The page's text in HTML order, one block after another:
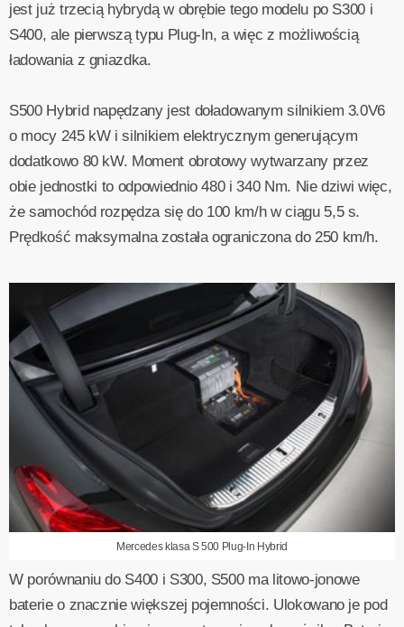
jest już trzecią hybrydą w obrębie tego modelu po S300 i
S400, ale pierwszą typu Plug-In, a więc z możliwością
ładowania z gniazdka.
S500 Hybrid napędzany jest doładowanym silnikiem 3.0V6
o mocy 245 kW i silnikiem elektrycznym generującym
dodatkowo 80 kW. Moment obrotowy wytwarzany przez
obie jednostki to odpowiednio 480 i 340 Nm. Nie dziwi więc,
że samochód rozpędza się do 100 km/h w ciągu 5,5 s.
Prędkość maksymalna została ograniczona do 250 km/h.
Mercedes klasa S 500 Plug-In Hybrid
W porównaniu do S400 i S300, S500 ma litowo-jonowe
baterie o znacznie większej pojemności. Ulokowano je pod